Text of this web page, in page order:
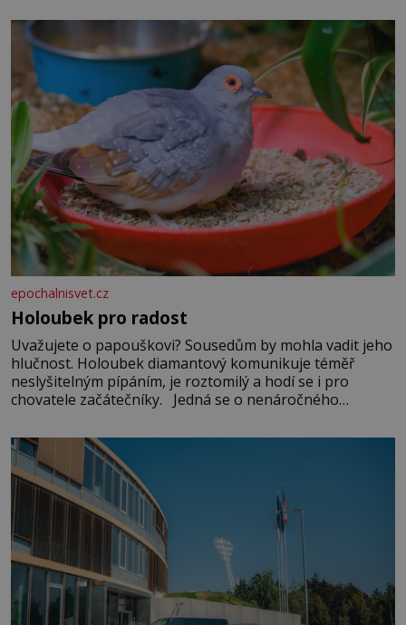
epochalnisvet.cz
Holoubek pro radost
Uvažujete o papouškovi? Sousedům by mohla vadit jeho
hlučnost. Holoubek diamantový komunikuje téměř
neslyšitelným pípáním, je roztomilý a hodí se i pro
chovatele začátečníky. Jedná se o nenáročného
času tráví na zemi, kde sbírá zbytky semínek Jeho
domovinou je prakticky celá Austrálie s výjimkou
pobřežní oblasti.